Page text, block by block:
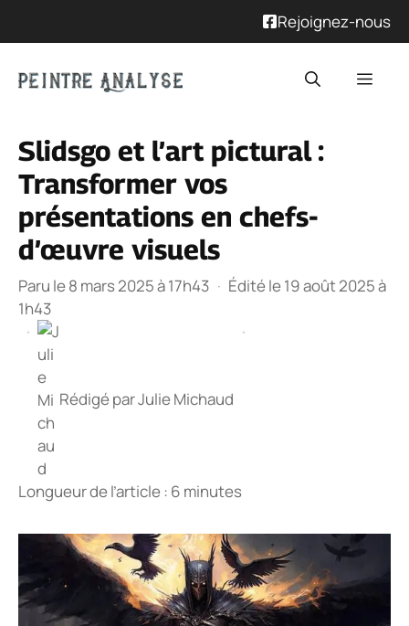
Rejoignez-nous
Slidsgo et l’art pictural :
Transformer vos
présentations en chefs-
d’œuvre visuels
Paru le 8 mars 2025 à 17h43 · Édité le 19 août 2025 à
1h43
·
Rédigé parJulie Michaud
·
Longueur de l’article : 6 minutes